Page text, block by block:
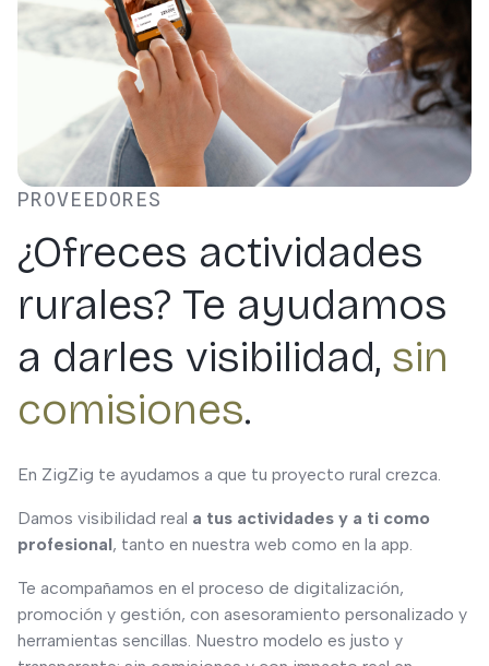
PROVEEDORES
¿Ofreces actividades
rurales? Te ayudamos
a darles visibilidad, sin
comisiones.
En ZigZig te ayudamos a que tu proyecto rural crezca.
Damos visibilidad real a tus actividades y a ti como
profesional, tanto en nuestra web como en la app.
Te acompañamos en el proceso de digitalización,
promoción y gestión, con asesoramiento personalizado y
herramientas sencillas. Nuestro modelo es justo y